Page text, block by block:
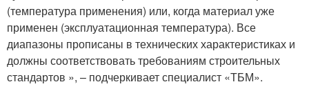
(температура применения) или, когда материал уже
применен (эксплуатационная температура). Все
диапазоны прописаны в технических характеристиках и
должны соответствовать требованиям строительных
стандартов », – подчеркивает специалист «ТБМ».